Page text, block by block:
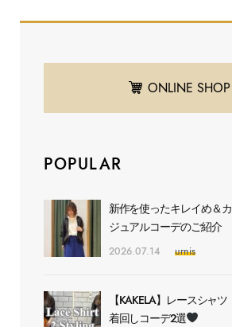
ONLINE SHOP
POPULAR
新作を使ったキレイめ＆カ
ジュアルコーデのご紹介
2026.07.14 urnis
【KAKELA】レースシャツ
着回しコーデ2選